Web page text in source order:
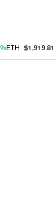
ETH $1,919.81